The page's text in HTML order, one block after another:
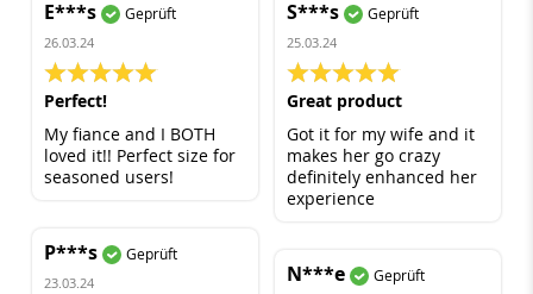
E***s Geprüft
26.03.24
100%
Perfect!
My fiance and I BOTH
loved it!! Perfect size for
seasoned users!
S***s Geprüft
25.03.24
100%
Great product
Got it for my wife and it
makes her go crazy
definitely enhanced her
experience
P***s Geprüft
23.03.24 N***e Geprüft